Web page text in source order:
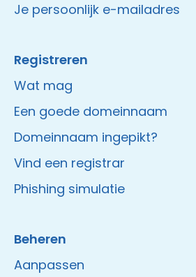
Je persoonlijk e-mailadres
Registreren
Wat mag
Een goede domeinnaam
Domeinnaam ingepikt?
Vind een registrar
Phishing simulatie
Beheren
Aanpassen